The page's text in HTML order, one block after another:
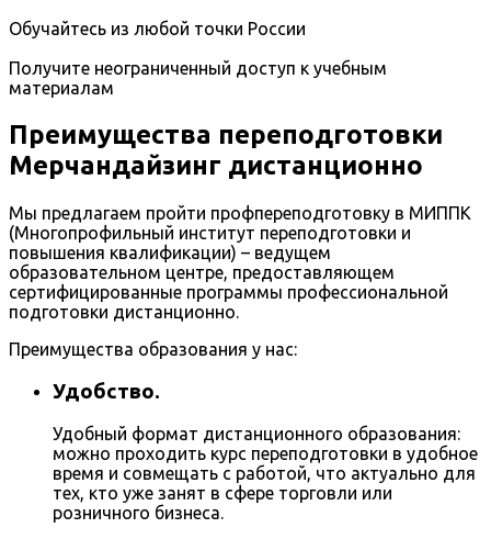
Обучайтесь из любой точки России
Получите неограниченный доступ к учебным
материалам
Преимущества переподготовки
Мерчандайзинг дистанционно
Мы предлагаем пройти профпереподготовку в МИППК
(Многопрофильный институт переподготовки и
повышения квалификации) – ведущем
образовательном центре, предоставляющем
сертифицированные программы профессиональной
подготовки дистанционно.
Преимущества образования у нас:
Удобство.
Удобный формат дистанционного образования:
можно проходить курс переподготовки в удобное
время и совмещать с работой, что актуально для
тех, кто уже занят в сфере торговли или
розничного бизнеса.